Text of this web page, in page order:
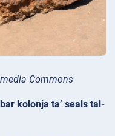
Commons
kolonja ta’ seals tal-